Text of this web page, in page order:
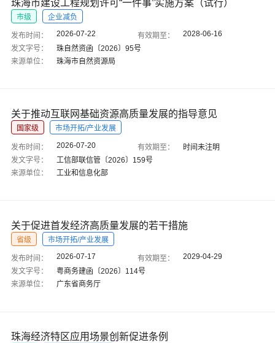
珠海市建设工程规划许可“一件事”实施方案（试行）
市级 企业减负
发布时间： 2026-07-22 有效期至：
2028-06-16
发文字号：
珠自然资函〔2026〕95号
来源单位：
珠海市自然资源局
关于推动互联网基础资源高质量发展的指导意见
国家级 市场开拓/产业发展
发布时间： 2026-07-20 有效期至：
时间未注明
发文字号：
工信部联信管〔2026〕159号
来源单位：
工业和信息化部
关于促进首发经济高质量发展的若干措施
省级 市场开拓/产业发展
发布时间： 2026-07-17 有效期至：
2029-04-29
发文字号：
粤商务建函〔2026〕114号
来源单位：
广东省商务厅
珠海经济特区应用场景创新促进条例